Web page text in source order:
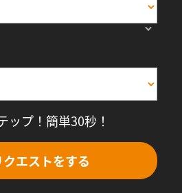
ップ！簡単30秒！
エストをする